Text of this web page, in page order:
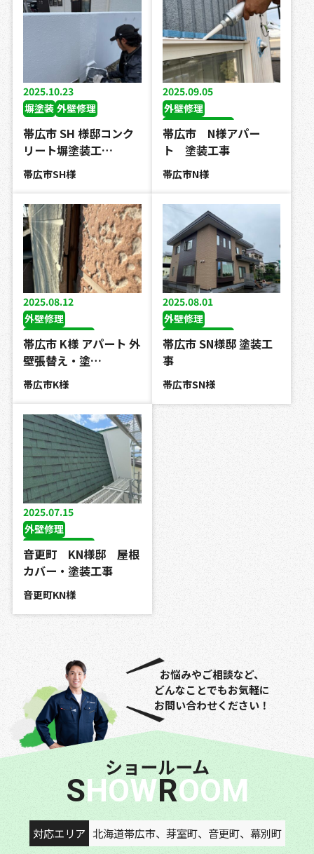
2025.10.23
帯広市 SH 様邸コンク
リート塀塗装工…
帯広市SH様
塀塗装 外壁修理
2025.09.05
帯広市 N様アパー
ト 塗装工事
帯広市N様
外壁修理
コーキング工事
屋根塗装工事
外壁塗装工事
2025.08.12
帯広市 K様 アパート 外
壁張替え・塗…
帯広市K様
外壁修理
コーキング工事
屋根塗装工事
外壁塗装工事
外壁張り替え
2025.08.01
帯広市 SN様邸 塗装工
事
帯広市SN様
外壁修理
コーキング工事
屋根塗装工事
外壁塗装工事
2025.07.15
音更町 KN様邸 屋根
カバー・塗装工事
音更町KN様
外壁修理
屋根カバー工事
屋根塗装工事 板金工事
雪止め設置工事
外壁塗装工事
お悩みやご相談など、
どんなことでもお気軽に
お問い合わせください！
ショールーム
SHOW ROOM
対応エリア 北海道帯広市、芽室町、音更町、幕別町